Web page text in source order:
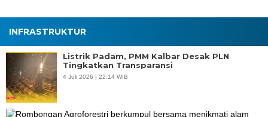
INFRASTRUKTUR
Listrik Padam, PMM Kalbar Desak PLN
Tingkatkan Transparansi
4 Juli 2026 | 22:14 WIB